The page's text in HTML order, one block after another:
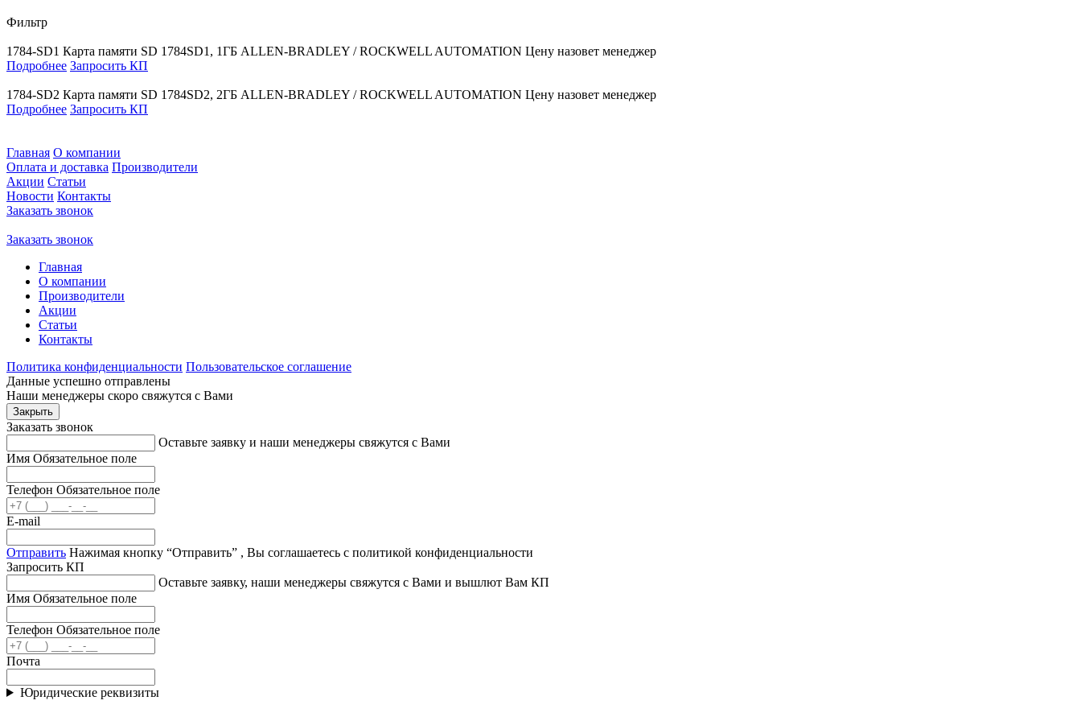
Фильтр
1784-SD1 Карта памяти SD 1784SD1, 1ГБ ALLEN-BRADLEY / ROCKWELL AUTOMATION Цену назовет менеджер
Подробнее Запросить КП
1784-SD2 Карта памяти SD 1784SD2, 2ГБ ALLEN-BRADLEY / ROCKWELL AUTOMATION Цену назовет менеджер
Подробнее Запросить КП
Главная О компании
Оплата и доставка Производители
Акции Статьи
Новости Контакты
Заказать звонок
Заказать звонок
Главная
О компании
Производители
Акции
Статьи
Контакты
Политика конфиденциальности Пользовательское соглашение
Данные успешно отправлены
Наши менеджеры скоро свяжутся с Вами
Закрыть
Заказать звонок
Оставьте заявку и наши менеджеры свяжутся с Вами
Имя Обязательное поле
Телефон Обязательное поле
E-mail
Отправить Нажимая кнопку “Отправить” , Вы соглашаетесь с политикой конфиденциальности
Запросить КП
Оставьте заявку, наши менеджеры свяжутся с Вами и вышлют Вам КП
Имя Обязательное поле
Телефон Обязательное поле
Почта
Юридические реквизиты